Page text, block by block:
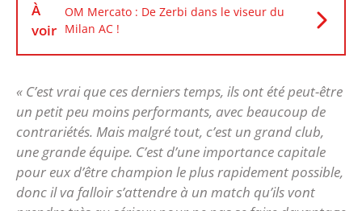
À
voir
OM Mercato : De Zerbi dans le viseur du
Milan AC !
« C’est vrai que ces derniers temps, ils ont été peut-être
un petit peu moins performants, avec beaucoup de
contrariétés. Mais malgré tout, c’est un grand club,
une grande équipe. C’est d’une importance capitale
pour eux d’être champion le plus rapidement possible,
donc il va falloir s’attendre à un match qu’ils vont